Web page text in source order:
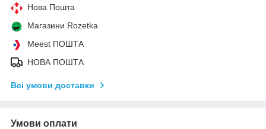
Нова Пошта
Магазини Rozetka
Meest ПОШТА
НОВА ПОШТА
Всі умови доставки
Умови оплати